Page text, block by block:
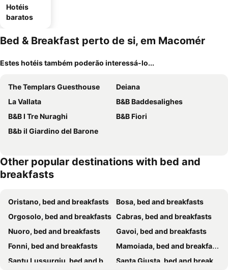
Hotéis
baratos
Bed & Breakfast perto de si, em Macomér
Estes hotéis também poderão interessá-lo...
The Templars Guesthouse
Deiana
La Vallata
B&B Baddesalighes
B&B I Tre Nuraghi
B&B Fiori
B&b il Giardino del Barone
Other popular destinations with bed and
breakfasts
Oristano, bed and breakfasts
Bosa, bed and breakfasts
Orgosolo, bed and breakfasts Cabras, bed and breakfasts
Nuoro, bed and breakfasts
Gavoi, bed and breakfasts
Fonni, bed and breakfasts
Mamoiada, bed and breakfasts
Santu Lussurgiu, bed and breakfasts
Santa Giusta, bed and breakfasts